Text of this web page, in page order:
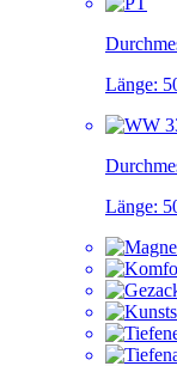
Länge:
Länge: